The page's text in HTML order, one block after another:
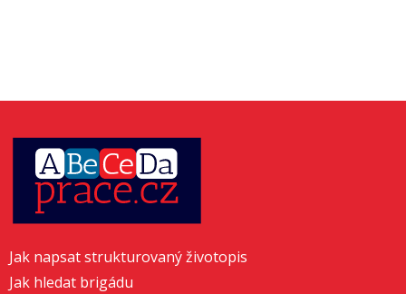
Jak napsat strukturovaný životopis
Jak hledat brigádu